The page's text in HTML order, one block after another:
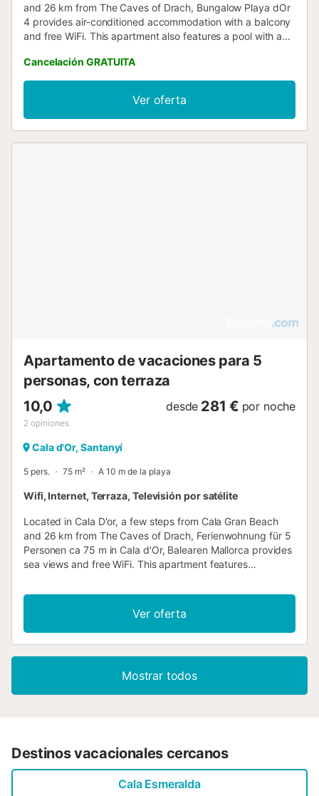
and 26 km from The Caves of Drach, Bungalow Playa dOr
4 provides air-conditioned accommodation with a balcony
and free WiFi. This apartment also features a pool with a
Cancelación GRATUITA
Ver oferta
Apartamento de vacaciones para 5
personas, con terraza
10,0
2 opiniones
desde 281 € por noche
Cala d'Or, Santanyí
5 pers. 75 m² A 10 m de la playa
Wifi, Internet, Terraza, Televisión por satélite
Located in Cala D'or, a few steps from Cala Gran Beach
and 26 km from The Caves of Drach, Ferienwohnung für 5
Personen ca 75 m in Cala d'Or, Balearen Mallorca provides
sea views and free WiFi. This apartment features
Ver oferta
Mostrar todos
Destinos vacacionales cercanos
Cala Esmeralda